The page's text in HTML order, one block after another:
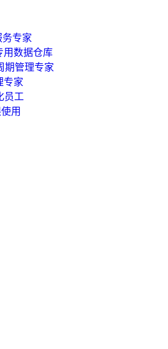
专家
用数据仓库
期管理专家
专家
员工
用